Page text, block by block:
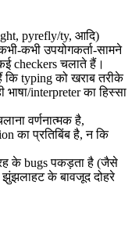
pyrefly/ty, आदि)
कभी उपयोगकर्ता-सामने
checkers चलाते हैं।
कि typing को खराब तरीके
interpreter का हिस्सा
वर्णनात्मक है,
का प्रतिबिंब है, न कि
के bugs पकड़ता है (जैसे
के बावजूद दोहरे